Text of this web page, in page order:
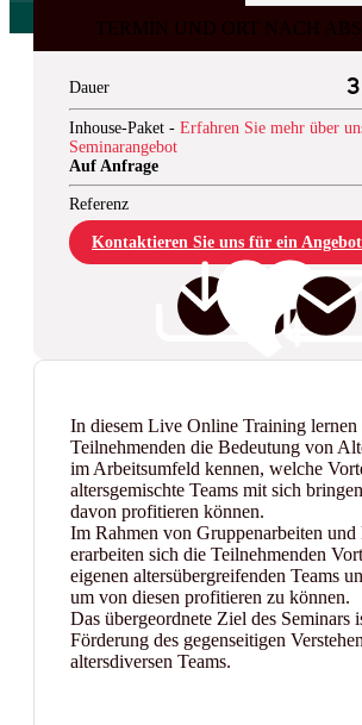
TERMIN UND ORT NACH
Dauer
Inhouse-Paket - Erfahren Sie mehr über
Seminarangebot
Auf Anfrage
Referenz
Kontaktieren Sie uns für ein
In diesem Live Online Training lernen
Teilnehmenden die Bedeutung von
im Arbeitsumfeld kennen, welche
altersgemischte Teams mit sich
davon profitieren können.
Im Rahmen von Gruppenarbeiten und
erarbeiten sich die Teilnehmenden
eigenen altersübergreifenden Teams
um von diesen profitieren zu können.
Das übergeordnete Ziel des Seminars
Förderung des gegenseitigen
altersdiversen Teams.